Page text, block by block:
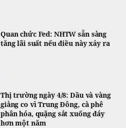
Quan chức Fed: NHTW sẵn sàng
tăng lãi suất nếu điều này xảy ra
Thị trường ngày 4/8: Dầu và vàng
giằng co vì Trung Đông, cà phê
phân hóa, quặng sắt xuống đáy
hơn một năm